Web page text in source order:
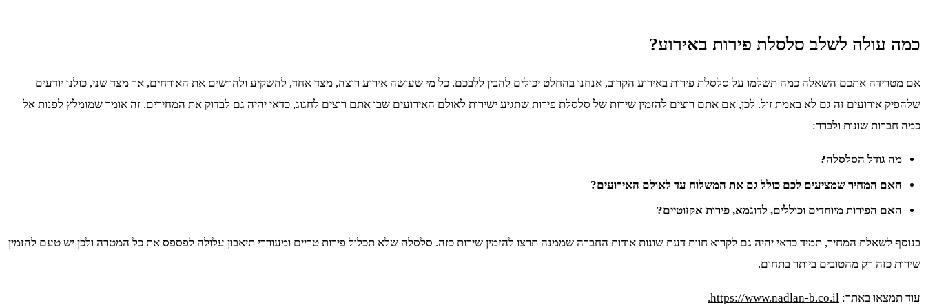
כמה עולה לשלב סלסלת פירות באירוע?
אם מטרידה אתכם השאלה כמה תשלמו על סלסלת פירות באירוע הקרוב, אנחנו בהחלט יכולים להבין ללבכם. כל מי שעושה אירוע רוצה, מצד אחד, להשקיע ולהרשים את האורחים, אך מצד שני, כולנו יודעים
שלהפיק אירועים זה גם לא באמת זול. לכן, אם אתם רוצים להזמין שירות של סלסלת פירות שתגיע ישירות לאולם האירועים שבו אתם רוצים לחגוג, כדאי יהיה גם לבדוק את המחירים. זה אומר שמומלץ לפנות אל
כמה חברות שונות ולברר:
מה גודל הסלסלה?
האם המחיר שמציעים לכם כולל גם את המשלוח עד לאולם האירועים?
האם הפירות מיוחדים וכוללים, לדוגמא, פירות אקזוטיים?
בנוסף לשאלת המחיר, תמיד כדאי יהיה גם לקרוא חוות דעת שונות אודות החברה שממנה תרצו להזמין שירות כזה. סלסלה שלא תכלול פירות טריים ומעוררי תיאבון עלולה לפספס את כל המטרה ולכן יש טעם להזמין
שירות כזה רק מהטובים ביותר בתחום.
עוד תמצאו באתר: https://www.nadlan-b.co.il
.